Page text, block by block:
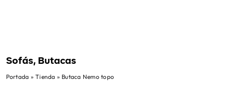
Sofás, Butacas
Portada »Tienda » Butaca Nemo topo